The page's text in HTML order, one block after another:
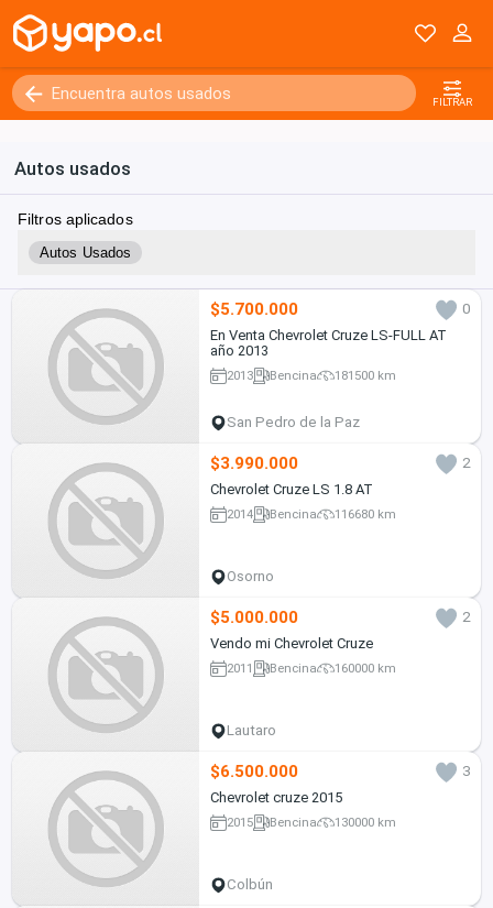
FILTRAR
Autos usados
Filtros aplicados
Autos Usados
$5.700.000
0
En Venta Chevrolet Cruze LS-FULL AT
año 2013
2013 Bencina 181500 km
San Pedro de la Paz
$3.990.000
2
Chevrolet Cruze LS 1.8 AT
2014 Bencina 116680 km
Osorno
$5.000.000
2
Vendo mi Chevrolet Cruze
2011 Bencina 160000 km
Lautaro
$6.500.000
3
Chevrolet cruze 2015
2015 Bencina 130000 km
Colbún